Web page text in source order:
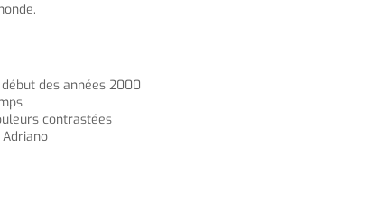
des années 2000
contrastées